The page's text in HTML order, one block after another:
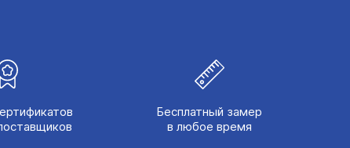
Бесплатный замер
в любое время